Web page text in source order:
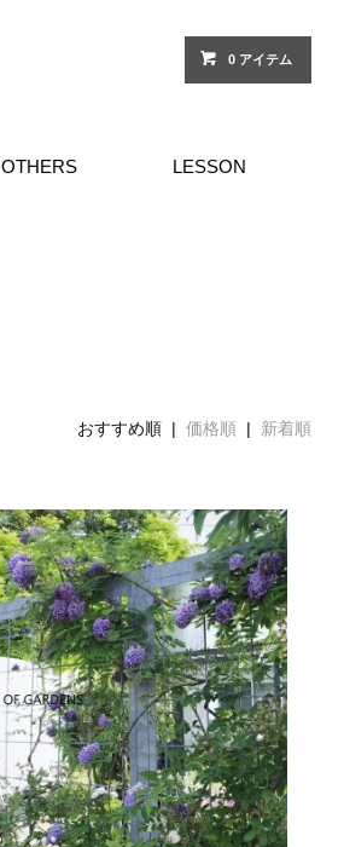
0 アイテム
OTHERS LESSON
おすすめ順 |価格順 | 新着順